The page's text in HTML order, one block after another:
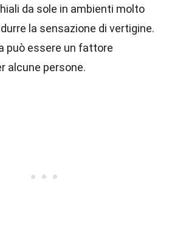
da sole in ambienti molto
la sensazione di vertigine.
può essere un fattore
alcune persone.